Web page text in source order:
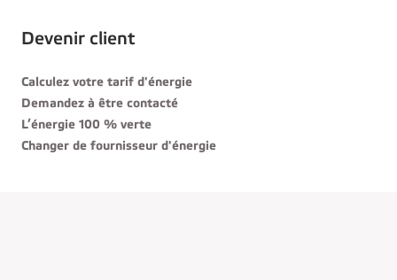
Devenir client
Calculez votre tarif d'énergie
Demandez à être contacté
L’énergie 100 % verte
Changer de fournisseur d'énergie